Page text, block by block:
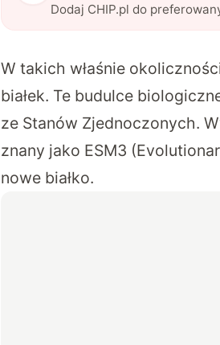
Dodaj CHIP.pl do
W takich właśnie
białek. Te budulce
ze Stanów Zjednoczonych.
znany jako ESM3
nowe białko.